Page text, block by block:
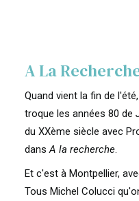
A La
Quand vient la fin de
troque les années 80 de
du XXème siècle avec
dansA la recherche.
Et c'est à Montpellier,
Tous Michel Colucci